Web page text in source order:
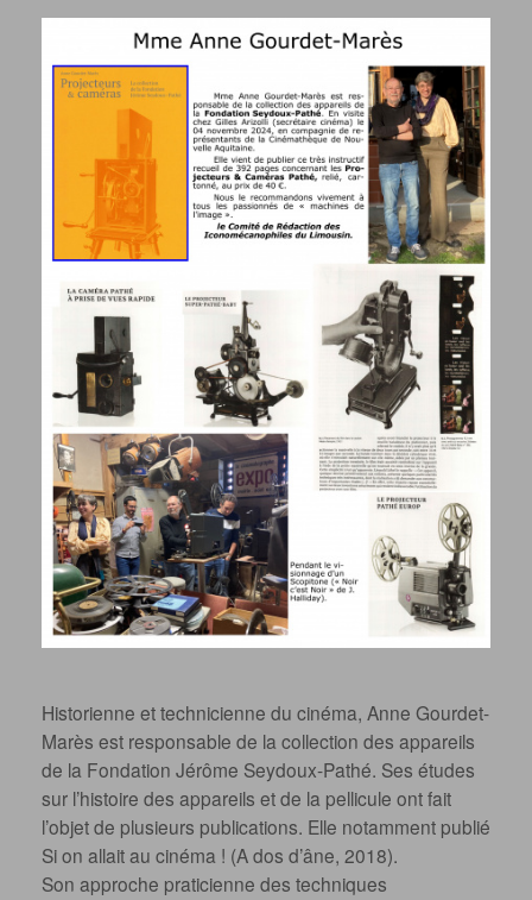
Historienne et technicienne du cinéma, Anne Gourdet-
Marès est responsable de la collection des appareils
de la Fondation Jérôme Seydoux-Pathé. Ses études
sur l’histoire des appareils et de la pellicule ont fait
l’objet de plusieurs publications. Elle notamment publié
Si on allait au cinéma ! (A dos d’âne, 2018).
Son approche praticienne des techniques